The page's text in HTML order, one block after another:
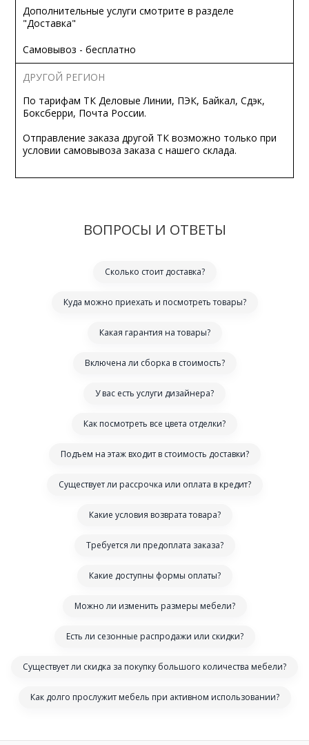
Дополнительные услуги смотрите в разделе
"Доставка"
Самовывоз - бесплатно
ДРУГОЙ РЕГИОН
По тарифам ТК Деловые Линии, ПЭК, Байкал, Сдэк,
Боксберри, Почта России.
Отправление заказа другой ТК возможно только при
условии самовывоза заказа с нашего склада.
ВОПРОСЫ И ОТВЕТЫ
Сколько стоит доставка?
Куда можно приехать и посмотреть товары?
Какая гарантия на товары?
Включена ли сборка в стоимость?
У вас есть услуги дизайнера?
Как посмотреть все цвета отделки?
Подъем на этаж входит в стоимость доставки?
Существует ли рассрочка или оплата в кредит?
Какие условия возврата товара?
Требуется ли предоплата заказа?
Какие доступны формы оплаты?
Можно ли изменить размеры мебели?
Есть ли сезонные распродажи или скидки?
Существует ли скидка за покупку большого количества мебели?
Как долго прослужит мебель при активном использовании?